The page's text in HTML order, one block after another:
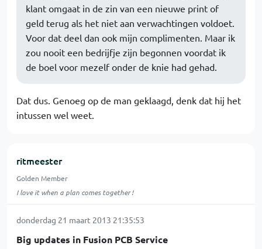
klant omgaat in de zin van een nieuwe print of
geld terug als het niet aan verwachtingen voldoet.
Voor dat deel dan ook mijn complimenten. Maar ik
zou nooit een bedrijfje zijn begonnen voordat ik
de boel voor mezelf onder de knie had gehad.
Dat dus. Genoeg op de man geklaagd, denk dat hij het
intussen wel weet.
ritmeester
Golden Member
I love it when a plan comes together !
donderdag 21 maart 2013 21:35:53
Big updates in Fusion PCB Service